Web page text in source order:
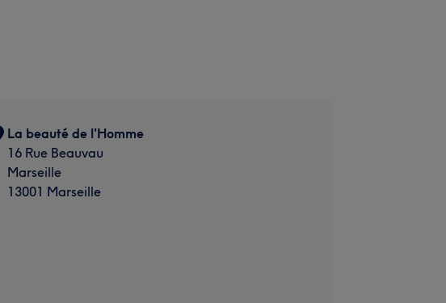
La beauté de l'Homme
16 Rue Beauvau
Marseille
13001 Marseille